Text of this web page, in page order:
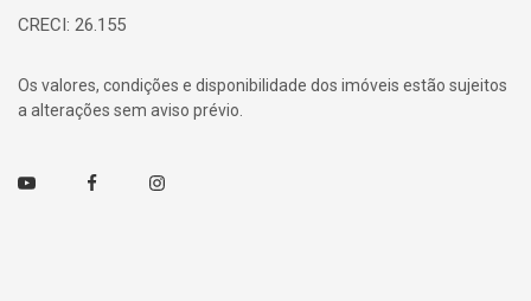
CRECI: 26.155
Os valores, condições e disponibilidade dos imóveis estão sujeitos
a alterações sem aviso prévio.
Youtube FacebookInstagram